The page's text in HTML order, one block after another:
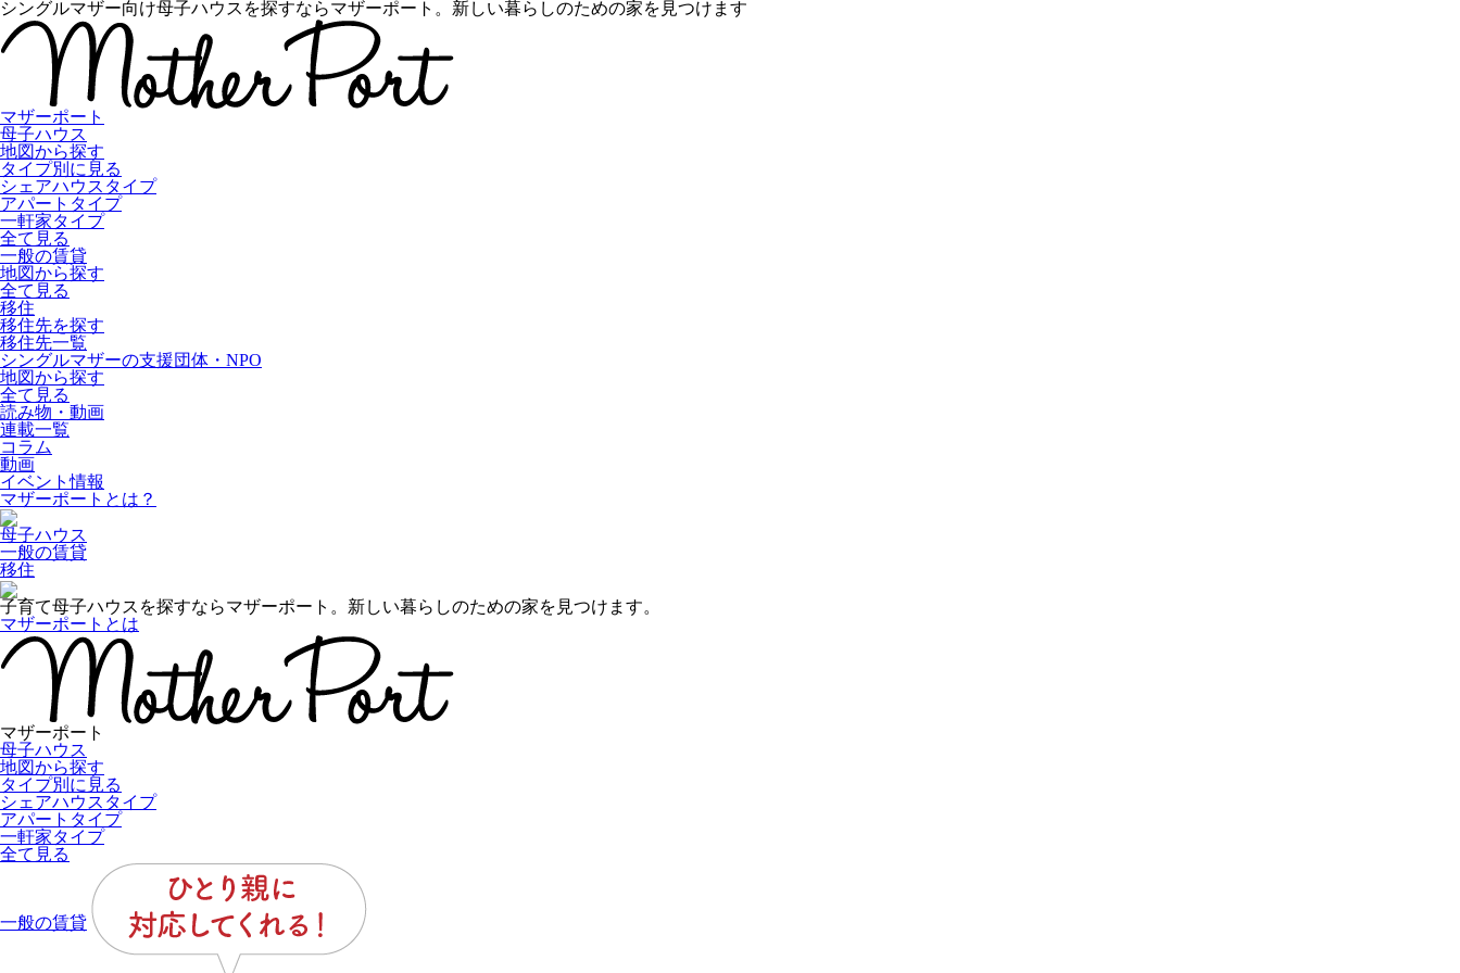
シングルマザー向け母子ハウスを探すならマザーポート。新しい暮らしのための家を見つけます
マザーポート
母子ハウス
地図から探す
タイプ別に見る
シェアハウスタイプ
アパートタイプ
一軒家タイプ
全て見る
一般の賃貸
地図から探す
全て見る
移住
移住先を探す
移住先一覧
シングルマザーの支援団体・NPO
地図から探す
全て見る
読み物・動画
連載一覧
コラム
動画
イベント情報
マザーポートとは？
母子ハウス
一般の賃貸
移住
子育て母子ハウスを探すならマザーポート。新しい暮らしのための家を見つけます。
マザーポートとは
マザーポート
母子ハウス
地図から探す
タイプ別に見る
シェアハウスタイプ
アパートタイプ
一軒家タイプ
全て見る
一般の賃貸